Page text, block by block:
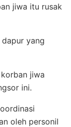
jiwa itu rusak
dapur yang
jiwa
ini.
oleh personil